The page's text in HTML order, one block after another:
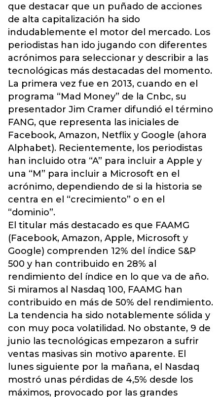
que destacar que un puñado de acciones
de alta capitalización ha sido
indudablemente el motor del mercado. Los
periodistas han ido jugando con diferentes
acrónimos para seleccionar y describir a las
tecnológicas más destacadas del momento.
La primera vez fue en 2013, cuando en el
programa “Mad Money” de la Cnbc, su
presentador Jim Cramer difundió el término
FANG, que representa las iniciales de
Facebook, Amazon, Netflix y Google (ahora
Alphabet). Recientemente, los periodistas
han incluido otra “A” para incluir a Apple y
una “M” para incluir a Microsoft en el
acrónimo, dependiendo de si la historia se
centra en el “crecimiento” o en el
“dominio”.
El titular más destacado es que FAAMG
(Facebook, Amazon, Apple, Microsoft y
Google) comprenden 12% del índice S&P
500 y han contribuido en 28% al
rendimiento del índice en lo que va de año.
Si miramos al Nasdaq 100, FAAMG han
contribuido en más de 50% del rendimiento.
La tendencia ha sido notablemente sólida y
con muy poca volatilidad. No obstante, 9 de
junio las tecnológicas empezaron a sufrir
ventas masivas sin motivo aparente. El
lunes siguiente por la mañana, el Nasdaq
mostró unas pérdidas de 4,5% desde los
máximos, provocado por las grandes